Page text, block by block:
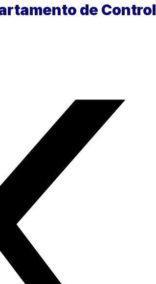
de Control